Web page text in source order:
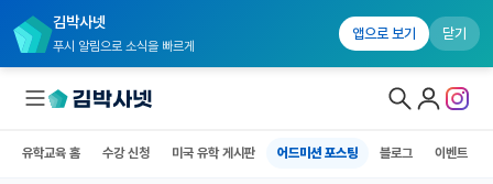
김박사넷
푸시 알림으로 소식을 빠르게
앱으로 보기 닫기
유학교육 홈 수강 신청 미국 유학 게시판 어드미션 포스팅 블로그 이벤트
유학교육 홈 어드미션 포스팅 블로그